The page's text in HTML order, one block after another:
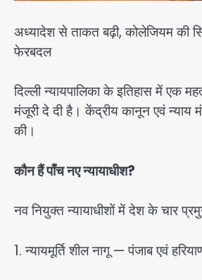
अध्यादेश से ताकत बढ़ी, कोलेजियम की
फेरबदल
दिल्ली न्यायपालिका के इतिहास में एक
मंजूरी दे दी है। केंद्रीय कानून एवं न्याय
की।
कौन हैं पाँच नए न्यायाधीश?
नव नियुक्त न्यायाधीशों में देश के चार
1. न्यायमूर्ति शील नागू — पंजाब एवं